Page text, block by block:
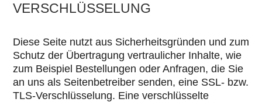
VERSCHLÜSSELUNG
Diese Seite nutzt aus Sicherheitsgründen und zum
Schutz der Übertragung vertraulicher Inhalte, wie
zum Beispiel Bestellungen oder Anfragen, die Sie
an uns als Seitenbetreiber senden, eine SSL- bzw.
TLS-Verschlüsselung. Eine verschlüsselte